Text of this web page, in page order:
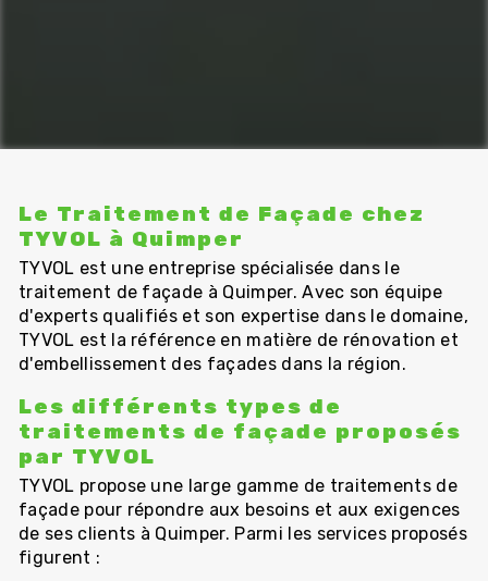
Le Traitement de Façade chez
TYVOL à Quimper
TYVOL est une entreprise spécialisée dans le
traitement de façade à Quimper. Avec son équipe
d'experts qualifiés et son expertise dans le domaine,
TYVOL est la référence en matière de rénovation et
d'embellissement des façades dans la région.
Les différents types de
traitements de façade proposés
par TYVOL
TYVOL propose une large gamme de traitements de
façade pour répondre aux besoins et aux exigences
de ses clients à Quimper. Parmi les services proposés
figurent :